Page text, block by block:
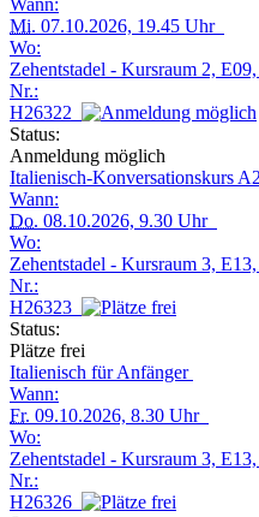
Wann:
Mi. 07.10.2026, 19.45 Uhr
Wo:
Zehentstadel - Kursraum 2,
Nr.:
H26322
Status:
Anmeldung möglich
Italienisch-Konversationskurs A2
Wann:
Do. 08.10.2026, 9.30 Uhr
Wo:
Zehentstadel - Kursraum 3,
Nr.:
H26323
Status:
Plätze frei
Italienisch für Anfänger
Wann:
Fr. 09.10.2026, 8.30 Uhr
Wo:
Zehentstadel - Kursraum 3,
Nr.:
H26326